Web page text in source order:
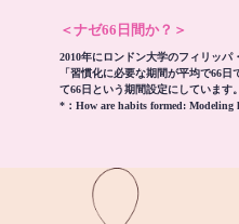
＜ナゼ66日間か？＞
2010年にロンドン大学のフィリッパ
「習慣化に必要な期間が平均で66
て66日という期間設定にしています。
*： How are habits formed: